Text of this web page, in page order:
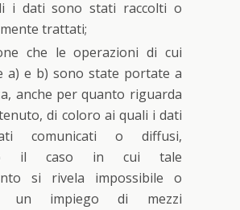
i dati sono stati raccolti o
trattati;
che le operazioni di cui
a) e b) sono state portate a
anche per quanto riguarda
di coloro ai quali i dati
comunicati o diffusi,
il caso in cui tale
si rivela impossibile o
un impiego di mezzi